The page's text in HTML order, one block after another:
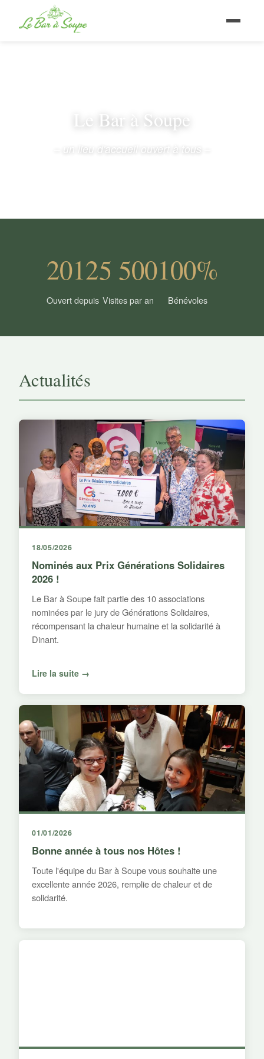
Le Bar à Soupe
– un lieu d'accueil ouvert à tous –
2012
Ouvert depuis
5 500
Visites par an
100%
Bénévoles
Actualités
18/05/2026
Nominés aux Prix Générations Solidaires
2026 !
Le Bar à Soupe fait partie des 10 associations
nominées par le jury de Générations Solidaires,
récompensant la chaleur humaine et la solidarité à
Dinant.
Lire la suite →
01/01/2026
Bonne année à tous nos Hôtes !
Toute l'équipe du Bar à Soupe vous souhaite une
excellente année 2026, remplie de chaleur et de
solidarité.